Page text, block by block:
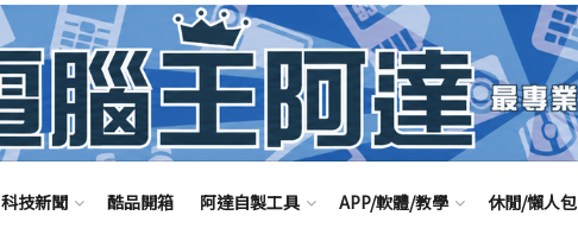
科技新聞 酷品開箱 阿達自製工具 APP/軟體/教學 休閒/懶人包